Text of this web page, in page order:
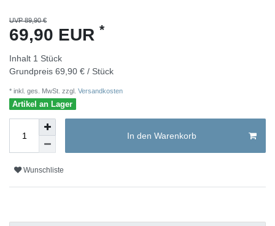
UVP 89,90 €
69,90 EUR *
Inhalt 1 Stück
Grundpreis 69,90 € / Stück
* inkl. ges. MwSt. zzgl. Versandkosten
Artikel an Lager
In den Warenkorb
Wunschliste